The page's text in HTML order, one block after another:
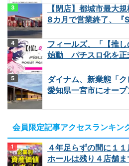
【閉店】都城市最大
8カ月で営業終了、
フィールズ、「【推
始動 パチスロ化を正
ダイナム、新業態「
愛知県一宮市にオー
会員限定記事アクセスランキン
４年足らずの間に１
ホールは残り４店舗